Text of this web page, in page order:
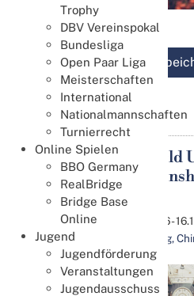
Trophy
DBV Vereinspokal
Bundesliga
Open Paar Liga
Meisterschaften
International
Nationalmannschaften
Turnierrecht
Online Spielen
BBO Germany
RealBridge
Bridge Base
Online
Jugend
Jugendförderung
Veranstaltungen
Jugendausschuss
Termin
Details
11
Okt.
Fisu World
2026
11.10.2026 -
Liaocheng,